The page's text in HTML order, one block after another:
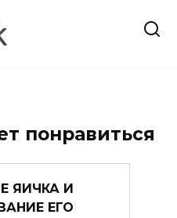
понравиться
ЯИЧКА И
ЕГО